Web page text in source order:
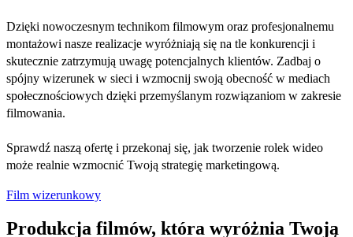
Dzięki nowoczesnym technikom filmowym oraz profesjonalnemu
montażowi nasze realizacje wyróżniają się na tle konkurencji i
skutecznie zatrzymują uwagę potencjalnych klientów. Zadbaj o
spójny wizerunek w sieci i wzmocnij swoją obecność w mediach
społecznościowych dzięki przemyślanym rozwiązaniom w zakresie
filmowania.
Sprawdź naszą ofertę i przekonaj się, jak tworzenie rolek wideo
może realnie wzmocnić Twoją strategię marketingową.
Film wizerunkowy
Produkcja filmów, która wyróżnia Twoją